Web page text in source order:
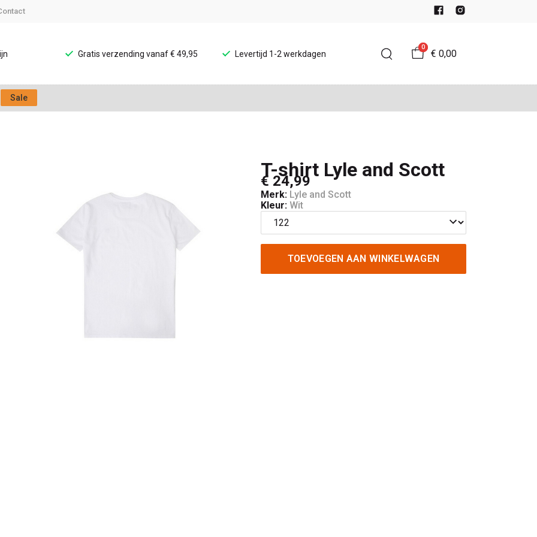
Gratis verzending vanaf € 49,95 Levertijd 1-2 werkdagen
0
€ 0,00
Sale
T-shirt Lyle and Scott
€ 24,99
Merk: Lyle and Scott
Kleur: Wit
TOEVOEGEN AAN WINKELWAGEN